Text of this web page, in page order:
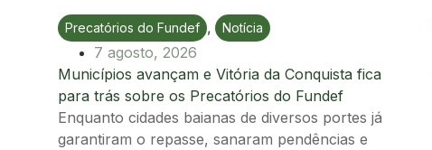
Ir para postagem
Precatórios do Fundef , Notícia
7 agosto, 2026
Municípios avançam e Vitória da Conquista fica
para trás sobre os Precatórios do Fundef
Enquanto cidades baianas de diversos portes já
garantiram o repasse, sanaram pendências e